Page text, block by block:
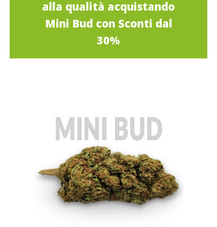
alla qualità acquistando
Mini Bud con Sconti dal
30%